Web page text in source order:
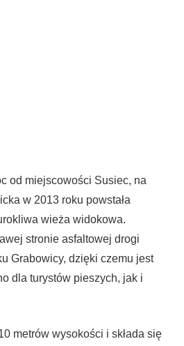
od miejscowości Susiec, na
w 2013 roku powstała
wieża widokowa.
stronie asfaltowej drogi
Grabowicy, dzięki czemu jest
dla turystów pieszych, jak i
metrów wysokości i składa się